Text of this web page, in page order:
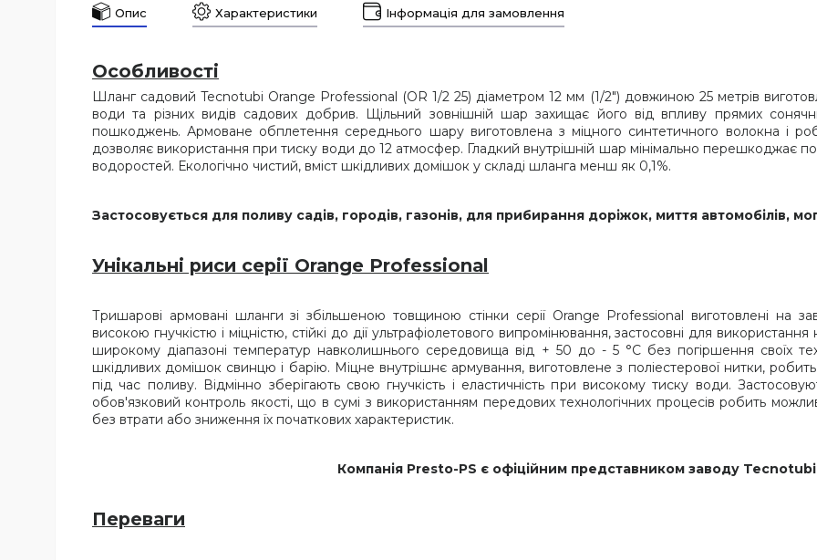
Опис Характеристики Інформація для замовлення
Особливості
Шланг садовий Tecnotubi Orange Professional (OR 1/2 25) діаметром 12 мм (1/2") довжиною 25 метрів
води та різних видів садових добрив. Щільний зовнішній шар захищає його від впливу прямих
пошкоджень. Армоване обплетення середнього шару виготовлена з міцного синтетичного волокна і
дозволяє використання при тиску води до 12 атмосфер. Гладкий внутрішній шар мінімально перешкоджає
водоростей. Екологічно чистий, вміст шкідливих домішок у складі шланга менш як 0,1%.
Застосовується для поливу садів, городів, газонів, для прибирання доріжок, миття автомобілів,
Унікальні риси серії Orange Professional
Тришарові армовані шланги зі збільшеною товщиною стінки серії Orange Professional виготовлені на
високою гнучкістю і міцністю, стійкі до дії ультрафіолетового випромінювання, застосовні для
широкому діапазоні температур навколишнього середовища від + 50 до - 5 °C без погіршення своїх
шкідливих домішок свинцю і барію. Міцне внутрішнє армування, виготовлене з поліестерової нитки,
під час поливу. Відмінно зберігають свою гнучкість і еластичність при високому тиску води.
обов'язковий контроль якості, що в сумі з використанням передових технологічних процесів робить
без втрати або зниження їх початкових характеристик.
Компанія Presto-PS є офіційним представником заводу Tecnotubi
Переваги